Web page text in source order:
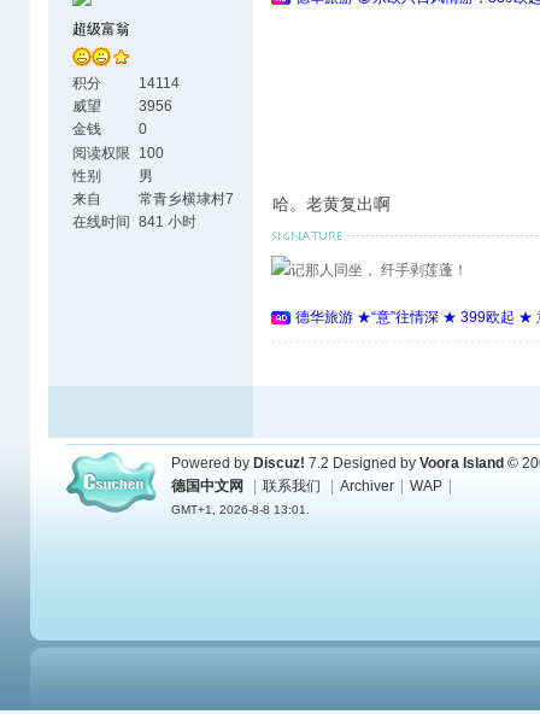
超级富翁
积分
14114
威望
3956
金钱
0
阅读权限
100
性别
男
来自
常青乡横埭村7
组
在线时间 841 小时
哈。老黄复出啊
记那人同坐， 纤手剥莲蓬！
德华旅游 ★“意”往情深 ★ 399欧起 ★
Powered by Discuz! 7.2 Designed by Voora Island ©
德国中文网
联系我们 Archiver WAP
GMT+1, 2026-8-8 13:01.